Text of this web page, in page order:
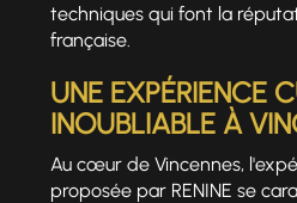
techniques qui font la
française.
UNE EXPÉRIENCE
INOUBLIABLE À
Au cœur de Vincennes,
proposée par RENINE se